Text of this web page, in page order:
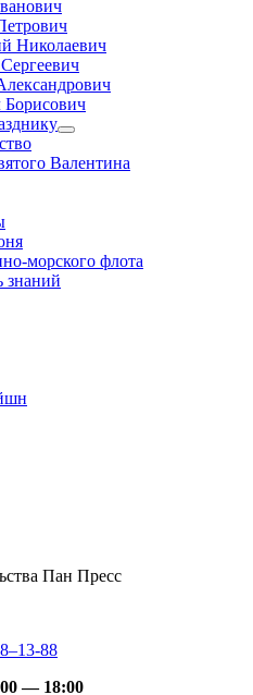
Николаевич
Валентина
морского флота
знаний
Пан Пресс
88
— 18:00